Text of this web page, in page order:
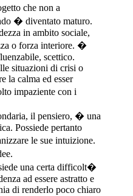
che non a
� diventato maturo.
in ambito sociale,
o forza interiore. �
scettico.
situazioni di crisi o
la calma ed esser
impaziente con i
il pensiero, � una
Possiede pertanto
le sue intuizione.
una certa difficolt�
ad essere astratto e
di renderlo poco chiaro